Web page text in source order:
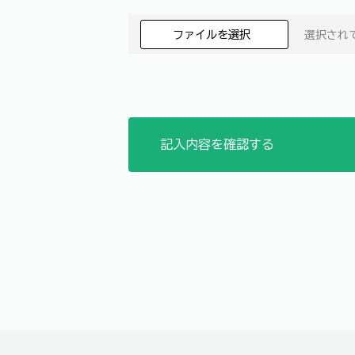
ファイルを選択 選択され